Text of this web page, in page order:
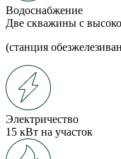
Водоснабжение
Две скважины с
(станция
Электричество
15 кВт на участок